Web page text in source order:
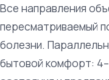
Все направления
пересматриваемый
болезни.
бытовой комфорт: